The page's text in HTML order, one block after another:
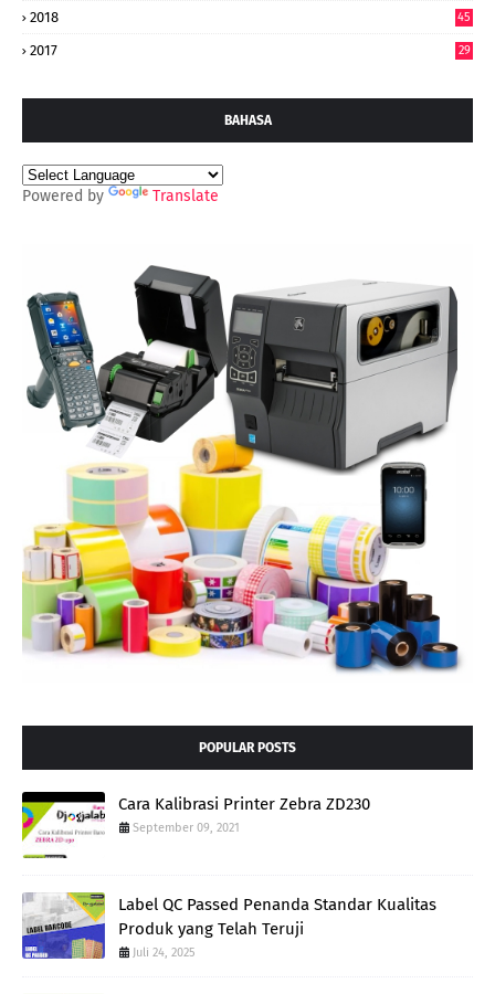
2018 45
2017 29
BAHASA
Powered by Translate
POPULAR POSTS
Cara Kalibrasi Printer Zebra ZD230
September 09, 2021
Label QC Passed Penanda Standar Kualitas
Produk yang Telah Teruji
Juli 24, 2025